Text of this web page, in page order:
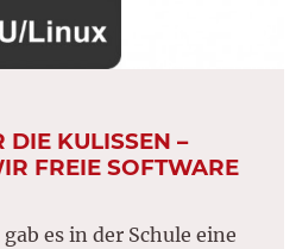
DIE KULISSEN –
FREIE SOFTWARE
es in der Schule eine